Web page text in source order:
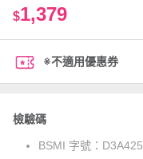
$1,379
※不適用優惠券
檢驗碼
BSMI 字號： D3A425